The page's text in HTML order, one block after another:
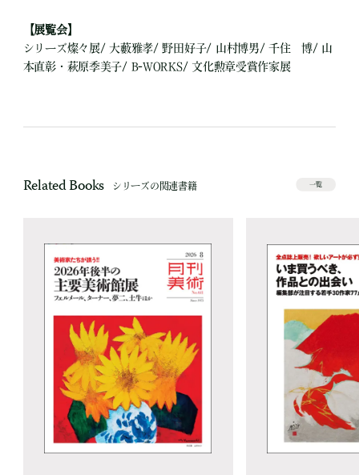
【展覧会】
シリーズ燦々展/ 大藪雅孝/ 野田好子/ 山村博男/ 千住 博/ 山
本直彰・萩原季美子/ B-WORKS/ 文化勲章受賞作家展
Related Books シリーズの関連書籍 一覧